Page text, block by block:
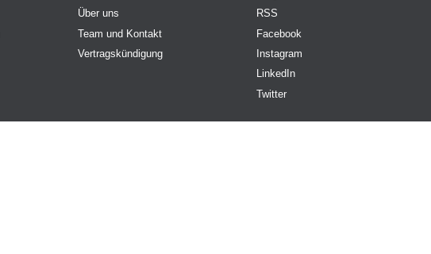
Über uns
Team und Kontakt
Vertragskündigung
RSS
Facebook
Instagram
LinkedIn
Twitter